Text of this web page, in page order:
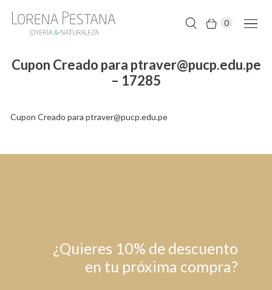
0
Cupon Creado para ptraver@pucp.edu.pe
– 17285
Cupon Creado para ptraver@pucp.edu.pe
¿Quieres 10% de descuento
en tu próxima compra?